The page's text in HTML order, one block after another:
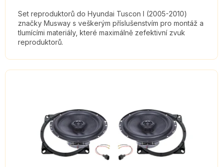
Set reproduktorů do Hyundai Tuscon I (2005-2010)
značky Musway s veškerým příslušenstvím pro montáž a
tlumícími materiály, které maximálně zefektivní zvuk
reproduktorů.